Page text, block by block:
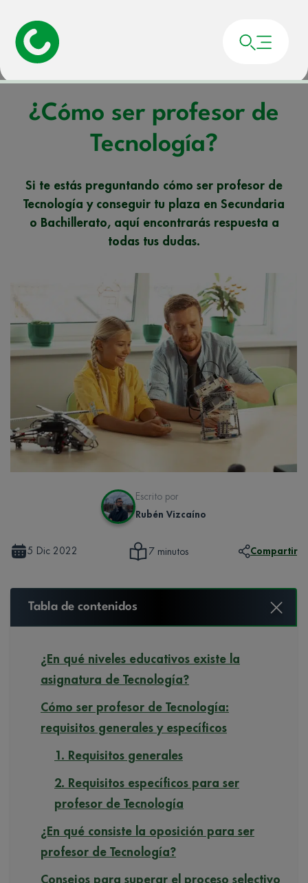
Portada»
¿Cómo ser profesor de
Tecnología?
Si te estás preguntando cómo ser profesor de
Tecnología y conseguir tu plaza en Secundaria
o Bachillerato, aquí encontrarás respuesta a
todas tus dudas.
Escrito por
Rubén Vizcaíno
5 Dic 2022 7 minutos Compartir
Tabla de contenidos
¿En qué niveles educativos existe la
asignatura de Tecnología?
Cómo ser profesor de Tecnología:
requisitos generales y específicos
1. Requisitos generales
2. Requisitos específicos para ser
profesor de Tecnología
¿En qué consiste la oposición para ser
profesor de Tecnología?
Consejos para superar el proceso selectivo